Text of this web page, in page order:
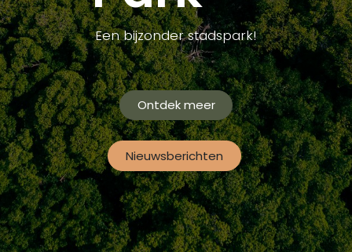
Een bijzonder stadspark!
Ontdek meer
Nieuwsberichten